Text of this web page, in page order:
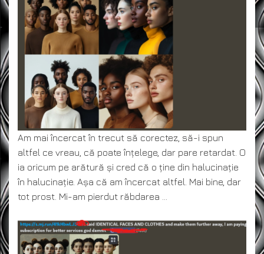
Am mai încercat în trecut să corectez, să-i spun
altfel ce vreau, că poate înțelege, dar pare retardat. O
ia oricum pe arătură și cred că o ține din halucinație
în halucinație. Așa că am încercat altfel. Mai bine, dar
tot prost. Mi-am pierdut răbdarea …